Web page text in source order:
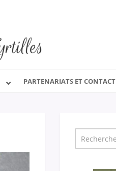
PARTENARIATS ET CONTACT
pour
: